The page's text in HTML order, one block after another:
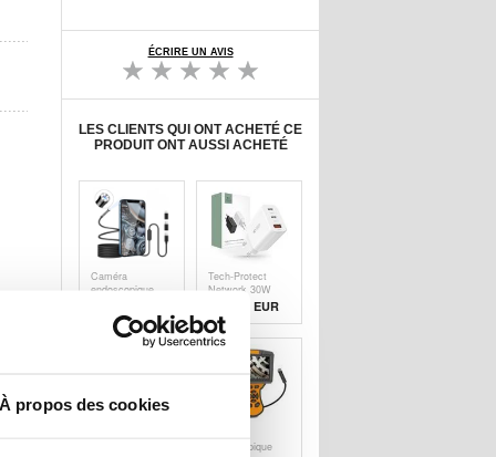
À propos des cookies
ÉCRIRE UN AVIS
LES CLIENTS QUI ONT ACHETÉ CE
PRODUIT ONT AUSSI ACHETÉ
Caméra
endoscopique
pour iPhone,
iPad,
Smartphones,
Tech-Protect
Network 30W
Wall Charger W.
2x USB-C & 1x
USB-A - Blanc
17,90 EUR
Endoscopique